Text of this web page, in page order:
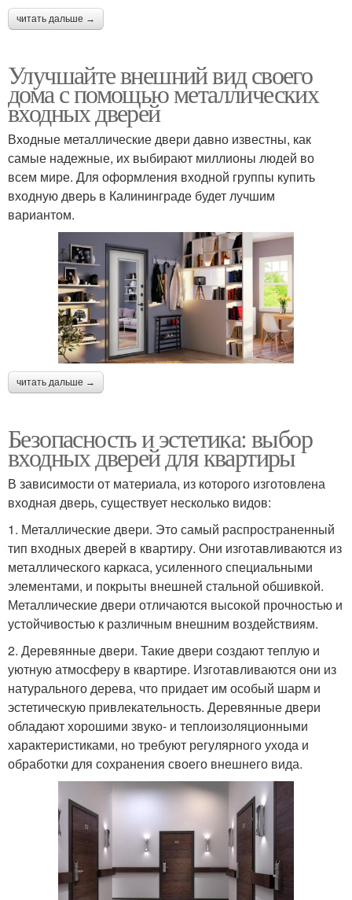
читать дальше →
Улучшайте внешний вид своего
дома с помощью металлических
входных дверей
Входные металлические двери давно известны, как
самые надежные, их выбирают миллионы людей во
всем мире. Для оформления входной группы купить
входную дверь в Калининграде будет лучшим
вариантом.
читать дальше →
Безопасность и эстетика: выбор
входных дверей для квартиры
В зависимости от материала, из которого изготовлена
входная дверь, существует несколько видов:
1. Металлические двери. Это самый распространенный
тип входных дверей в квартиру. Они изготавливаются из
металлического каркаса, усиленного специальными
элементами, и покрыты внешней стальной обшивкой.
Металлические двери отличаются высокой прочностью и
устойчивостью к различным внешним воздействиям.
2. Деревянные двери. Такие двери создают теплую и
уютную атмосферу в квартире. Изготавливаются они из
натурального дерева, что придает им особый шарм и
эстетическую привлекательность. Деревянные двери
обладают хорошими звуко- и теплоизоляционными
характеристиками, но требуют регулярного ухода и
обработки для сохранения своего внешнего вида.